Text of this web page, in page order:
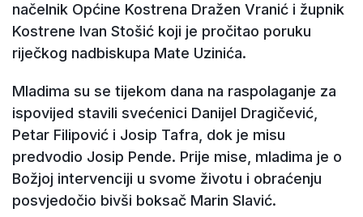
načelnik Općine Kostrena Dražen Vranić i župnik
Kostrene Ivan Stošić koji je pročitao poruku
riječkog nadbiskupa Mate Uzinića.
Mladima su se tijekom dana na raspolaganje za
ispovijed stavili svećenici Danijel Dragičević,
Petar Filipović i Josip Tafra, dok je misu
predvodio Josip Pende. Prije mise, mladima je o
Božjoj intervenciji u svome životu i obraćenju
posvjedočio bivši boksač Marin Slavić.